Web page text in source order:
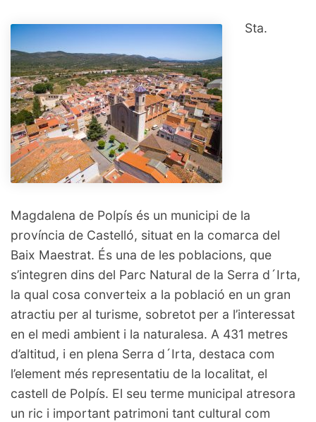
Sta.
Magdalena de Polpís és un municipi de la
província de Castelló, situat en la comarca del
Baix Maestrat. És una de les poblacions, que
s’integren dins del Parc Natural de la Serra d´Irta,
la qual cosa converteix a la població en un gran
atractiu per al turisme, sobretot per a l’interessat
en el medi ambient i la naturalesa. A 431 metres
d’altitud, i en plena Serra d´Irta, destaca com
l’element més representatiu de la localitat, el
castell de Polpís. El seu terme municipal atresora
un ric i important patrimoni tant cultural com